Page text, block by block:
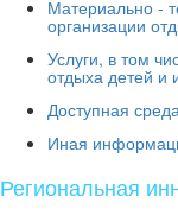
Материально -
организации
Услуги, в том
отдыха детей и
Доступная
Иная
Региональная